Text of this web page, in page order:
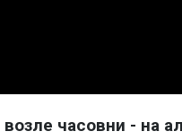
возле часовни - на